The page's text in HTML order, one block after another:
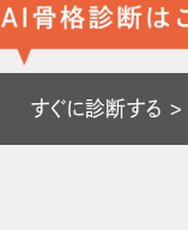
すぐに診断する